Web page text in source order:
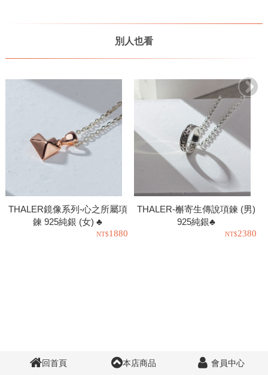
別人也看
THALER鏡像系列-心之所屬項
鍊 925純銀 (女) ♣
1880
THALER-槲寄生傳說項鍊 (男)
925純銀♣
2380
回首頁 本店商品 會員中心